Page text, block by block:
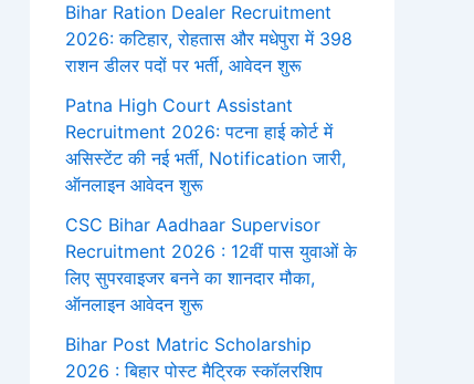
Bihar Ration Dealer Recruitment
2026: कटिहार, रोहतास और मधेपुरा में 398
राशन डीलर पदों पर भर्ती, आवेदन शुरू
Patna High Court Assistant
Recruitment 2026: पटना हाई कोर्ट में
असिस्टेंट की नई भर्ती, Notification जारी,
ऑनलाइन आवेदन शुरू
CSC Bihar Aadhaar Supervisor
Recruitment 2026 : 12वीं पास युवाओं के
लिए सुपरवाइजर बनने का शानदार मौका,
ऑनलाइन आवेदन शुरू
Bihar Post Matric Scholarship
2026 : बिहार पोस्ट मैट्रिक स्कॉलरशिप